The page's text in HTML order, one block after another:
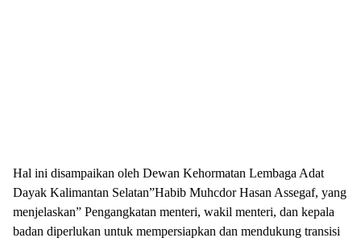
Hal ini disampaikan oleh Dewan Kehormatan Lembaga Adat
Dayak Kalimantan Selatan”Habib Muhcdor Hasan Assegaf, yang
menjelaskan” Pengangkatan menteri, wakil menteri, dan kepala
badan diperlukan untuk mempersiapkan dan mendukung transisi